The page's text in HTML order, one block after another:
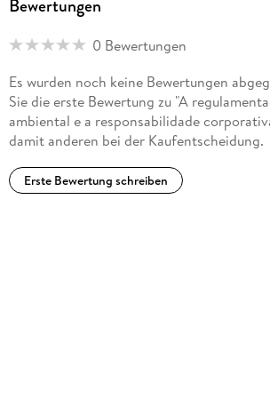
Bewertungen
0 Bewertungen
Es wurden noch keine Bewertungen
Sie die erste Bewertung zu "A
ambiental e a responsabilidade
damit anderen bei der Kaufentscheidung.
Erste Bewertung schreiben